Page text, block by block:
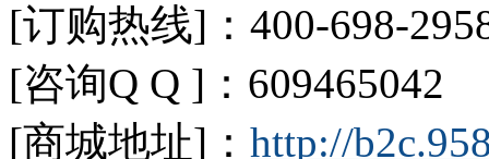
[订购热线]：400-698-
[咨询Q Q ]：
[商城地址]： http://